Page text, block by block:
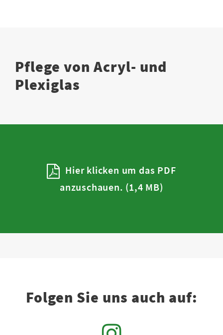
Pflege von Acryl- und
Plexiglas
Hier klicken um das PDF
anzuschauen. (1,4 MB)
Folgen Sie uns auch auf: